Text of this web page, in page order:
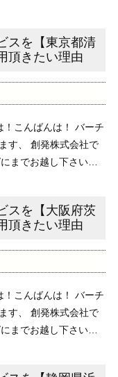
スを【東京都清
頂きたい理由
こんばんは！ バーチ
す、 創発株式会社で
までお越し下さいま
スを【大阪府茨
頂きたい理由
こんばんは！ バーチ
す、 創発株式会社で
までお越し下さいま